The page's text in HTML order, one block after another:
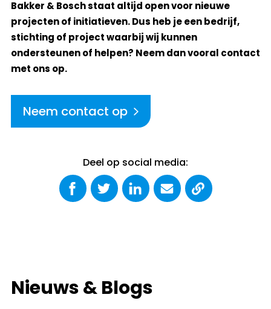
Bakker & Bosch staat altijd open voor nieuwe
projecten of initiatieven. Dus heb je een bedrijf,
stichting of project waarbij wij kunnen
ondersteunen of helpen? Neem dan vooral contact
met ons op.
Neem contact op
Deel op social media:
Nieuws & Blogs